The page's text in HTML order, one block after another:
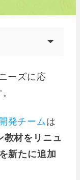
ーズに応
発チームは
教材をリニュ
新たに追加